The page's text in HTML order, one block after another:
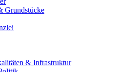
Grundstücke
& Infrastruktur